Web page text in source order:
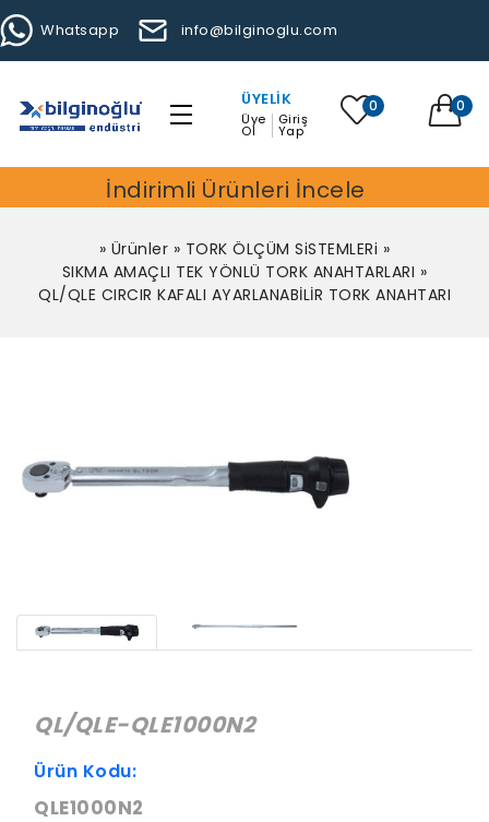
Whatsapp info@bilginoglu.com
ÜYELIK
Üye
Ol
Giriş
Yap
0 0
İndirimli Ürünleri İncele
» Ürünler » TORK ÖLÇÜM SiSTEMLERi »
SIKMA AMAÇLI TEK YÖNLÜ TORK ANAHTARLARI »
QL/QLE CIRCIR KAFALI AYARLANABİLİR TORK ANAHTARI
QL/QLE-QLE1000N2
Ürün Kodu:
QLE1000N2